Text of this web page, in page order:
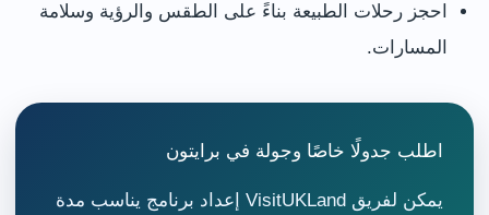
احجز رحلات الطبيعة بناءً على الطقس والرؤية وسلامة
المسارات.
اطلب جدولًا خاصًا وجولة في برايتون
يمكن لفريق VisitUKLand إعداد برنامج يناسب مدة